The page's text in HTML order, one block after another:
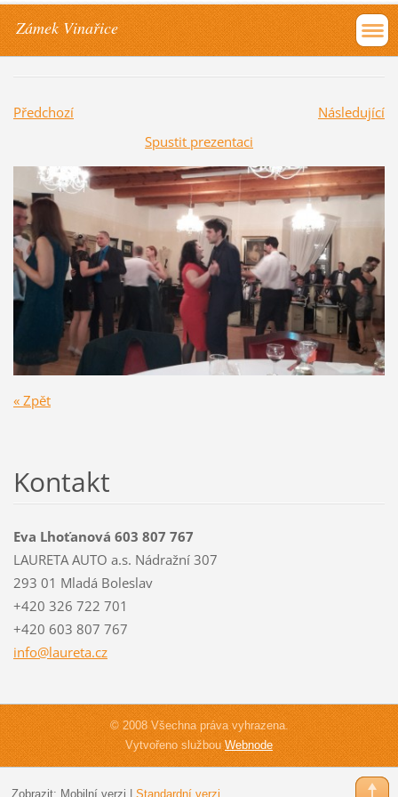
Zámek Vinařice
Předchozí
Následující
Spustit prezentaci
« Zpět
Kontakt
Eva Lhoťanová 603 807 767
LAURETA AUTO a.s. Nádražní 307
293 01 Mladá Boleslav
+420 326 722 701
+420 603 807 767
info@laureta.cz
© 2008 Všechna práva vyhrazena.
Vytvořeno službouWebnode
Zobrazit: Mobilní verzi Standardní verzi